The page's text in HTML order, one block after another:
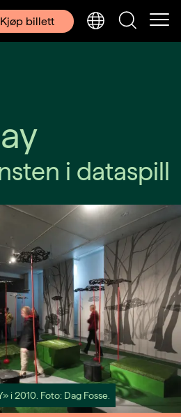
Kjøp billett
i dataspill
i 2010. Foto: Dag Fosse.